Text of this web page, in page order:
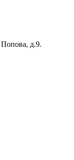
д.9.